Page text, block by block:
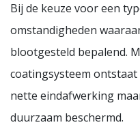
Bij de keuze voor een
omstandigheden
blootgesteld bepalend.
coatingsysteem
nette eindafwerking
duurzaam beschermd.